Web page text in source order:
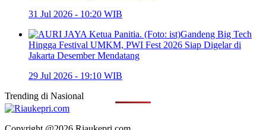
31 Jul 2026 - 10:20 WIB
Gandeng Big Tech
Hingga Festival UMKM, PWI Fest 2026 Siap Digelar di
Jakarta Desember Mendatang
29 Jul 2026 - 19:10 WIB
Trending di Nasional